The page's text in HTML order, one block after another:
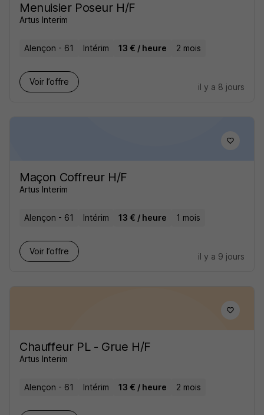
Menuisier Poseur H/F
Artus Interim
Alençon - 61 Intérim 13 € / heure 2 mois
Voir l’offre
il y a 8 jours
Maçon Coffreur H/F
Artus Interim
Alençon - 61 Intérim 13 € / heure 1 mois
Voir l’offre
il y a 9 jours
Chauffeur PL - Grue H/F
Artus Interim
Alençon - 61 Intérim 13 € / heure 2 mois